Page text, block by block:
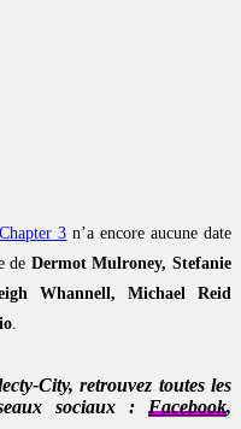
3 n’a encore aucune date
de Dermot Mulroney, Stefanie
Whannell, Michael Reid
.
City, retrouvez toutes les
sociaux : Facebook,